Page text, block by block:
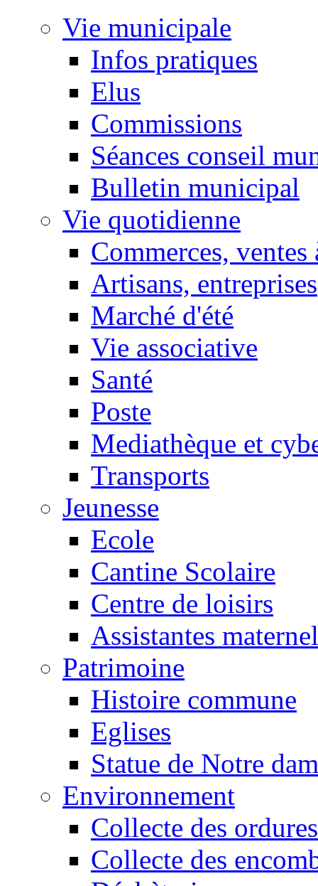
Vie municipale
Infos pratiques
Elus
Commissions
Séances conseil
Bulletin municipal
Vie quotidienne
Commerces, ventes
Artisans, entreprises
Marché d'été
Vie associative
Santé
Poste
Mediathèque et
Transports
Jeunesse
Ecole
Cantine Scolaire
Centre de loisirs
Assistantes
Patrimoine
Histoire commune
Eglises
Statue de Notre
Environnement
Collecte des ordures
Collecte des